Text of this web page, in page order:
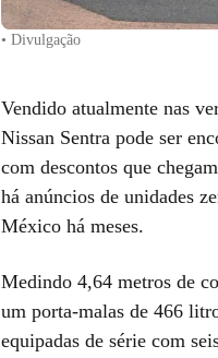
• Divulgação
Vendido atualmente nas
Nissan Sentra pode ser
com descontos que
há anúncios de unidades
México há meses.
Medindo 4,64 metros de
um porta-malas de 466
equipadas de série com